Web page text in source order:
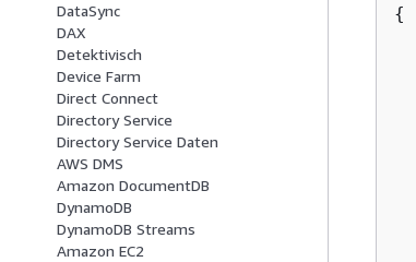
DataSync
DAX
Detektivisch
Device Farm
Direct Connect
Directory Service
Directory Service Daten
AWS DMS
Amazon DocumentDB
DynamoDB
DynamoDB Streams
Amazon EC2
{